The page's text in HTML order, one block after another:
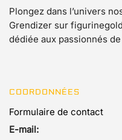
Plongez dans l’univers
Grendizer sur
dédiée aux passionnés
COORDONNÉES
Formulaire de contact
E-mail: